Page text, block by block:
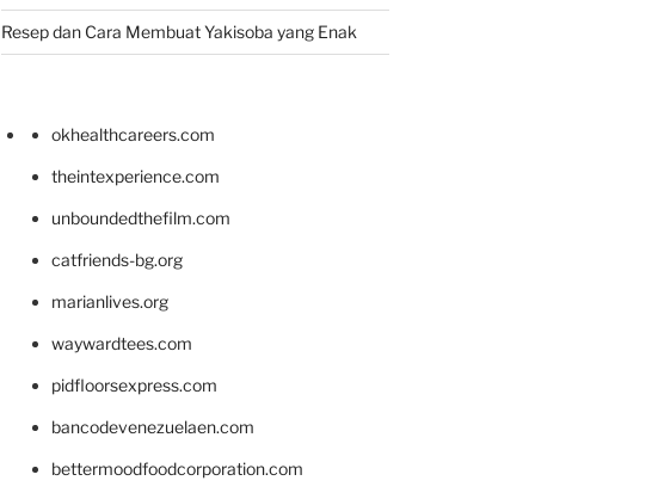
Resep dan Cara Membuat Yakisoba yang Enak
okhealthcareers.com
theintexperience.com
unboundedthefilm.com
catfriends-bg.org
marianlives.org
waywardtees.com
pidfloorsexpress.com
bancodevenezuelaen.com
bettermoodfoodcorporation.com